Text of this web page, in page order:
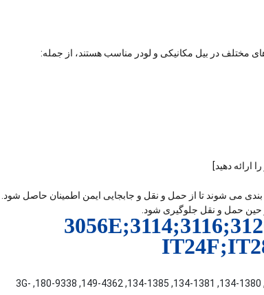
ارائه دهید]
هیدرولیک 3769017 و 2339205 با دقت بسته بندی می شوند تا از حمل و نقل و جابجایی ایمن اطمینان حاصل شود.
حین حمل و نقل جلوگیری شود.
100-7844, 105-2808, 113-7754, 119-1852, 121-4266, 127-3020, 134-1380, 134-1381, 134-1385, 149-4362, 180-9338, 3G-